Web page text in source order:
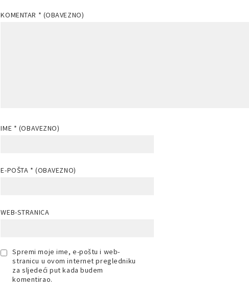
KOMENTAR * (OBAVEZNO)
IME * (OBAVEZNO)
E-POŠTA * (OBAVEZNO)
WEB-STRANICA
Spremi moje ime, e-poštu i web-
stranicu u ovom internet pregledniku
za sljedeći put kada budem
komentirao.